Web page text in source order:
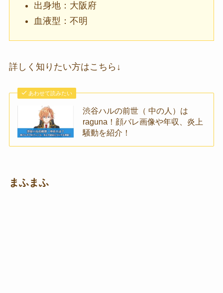
出身地：大阪府
血液型：不明
詳しく知りたい方はこちら↓
あわせて読みたい
渋谷ハルの前世（ 中の人）は
raguna！顔バレ画像や年収、炎上
騒動を紹介！
まふまふ